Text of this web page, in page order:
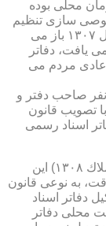
محلی بوده
سازی تنظیم
اسناد مراجعان، به قانون دفاتر اسناد رسمی سال ۱۳۰۷ باز می
یافت، دفاتر
عادی مردم می
صاحب دفتر و
تصویب قانون
۱/۱۳۰۸، قانون دفاتر اسناد رسمی
نحوه نگارش قانون مرقوم (قانون ثبت اسناد واملاك ۱۳۰۸) این
به نوعی قانون
تشكیل دفاتر اسناد
محلی دفاتر